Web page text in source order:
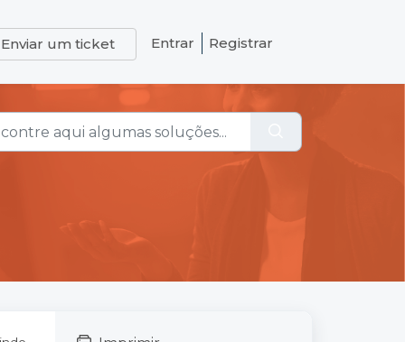
Enviar um ticket Entrar Registrar